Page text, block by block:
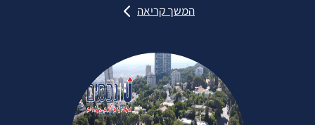
המשך קריאה